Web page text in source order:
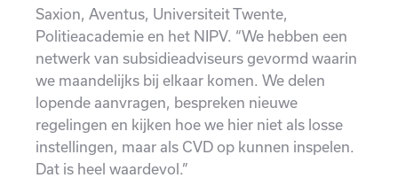
Saxion, Aventus, Universiteit Twente,
Politieacademie en het NIPV. “We hebben een
netwerk van subsidieadviseurs gevormd waarin
we maandelijks bij elkaar komen. We delen
lopende aanvragen, bespreken nieuwe
regelingen en kijken hoe we hier niet als losse
instellingen, maar als CVD op kunnen inspelen.
Dat is heel waardevol.”